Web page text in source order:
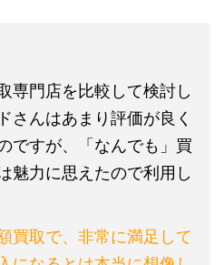
専門店を比較して検討し
さんはあまり評価が良く
ですが、「なんでも」買
魅力に思えたので利用し
買取で、非常に満足して